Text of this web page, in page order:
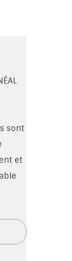
sont
et